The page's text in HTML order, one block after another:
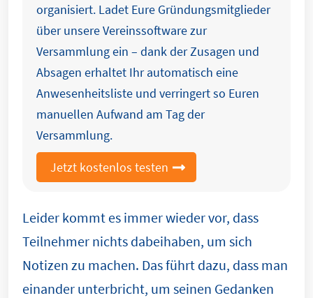
organisiert. Ladet Eure Gründungsmitglieder
über unsere Vereinssoftware zur
Versammlung ein – dank der Zusagen und
Absagen erhaltet Ihr automatisch eine
Anwesenheitsliste und verringert so Euren
manuellen Aufwand am Tag der
Versammlung.
Jetzt kostenlos testen
Leider kommt es immer wieder vor, dass
Teilnehmer nichts dabeihaben, um sich
Notizen zu machen. Das führt dazu, dass man
einander unterbricht, um seinen Gedanken